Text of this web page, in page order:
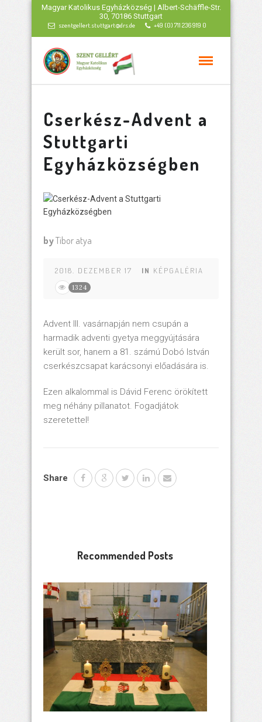
Magyar Katolikus Egyházközség | Albert-Schäffle-Str.
30, 70186 Stuttgart
szentgellert.stuttgart@drs.de +49 (0) 711 236 919 0
Cserkész-Advent a
Stuttgarti
Egyházközségben
byTibor atya
2018. DEZEMBER 17 IN KÉPGALÉRIA
1324
Advent III. vasárnapján nem csupán a
harmadik adventi gyetya meggyújtására
került sor, hanem a 81. számú Dobó István
cserkészcsapat karácsonyi előadására is.
Ezen alkalommal is Dávid Ferenc örökített
meg néhány pillanatot. Fogadjátok
szeretettel!
Share
Recommended Posts